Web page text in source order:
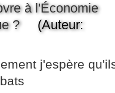
à l'Économie
?(Auteur:
j'espère